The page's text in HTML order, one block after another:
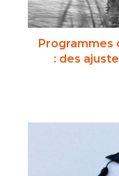
Programmes
: des